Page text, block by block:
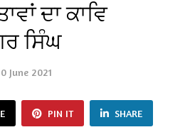
ਦਾ ਕਾਵਿ
ਸਿੰਘ
June 2021
PIN IT SHARE